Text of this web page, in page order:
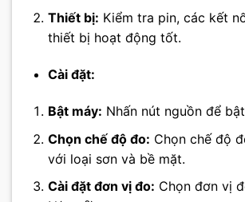
Thiết bị: Kiểm tra pin, các kết
thiết bị hoạt động tốt.
Cài đặt:
Bật máy: Nhấn nút nguồn để
Chọn chế độ đo: Chọn chế độ
với loại sơn và bề mặt.
Cài đặt đơn vị đo: Chọn đơn vị